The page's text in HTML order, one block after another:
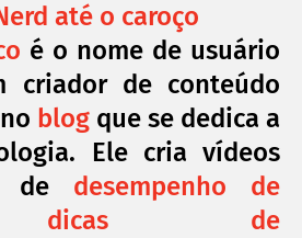
até o caroço
é o nome de usuário
criador de conteúdo
blog que se dedica a
Ele cria vídeos
de desempenho de
dicas de